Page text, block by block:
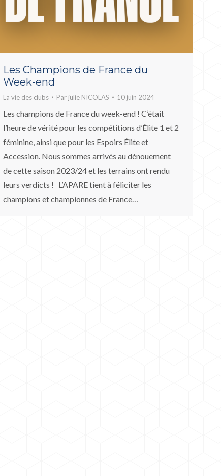
Les Champions de France du
Week-end
La vie des clubs Par julie NICOLAS 10 juin 2024
Les champions de France du week-end ! C’était
l’heure de vérité pour les compétitions d’Élite 1 et 2
féminine, ainsi que pour les Espoirs Élite et
Accession. Nous sommes arrivés au dénouement
de cette saison 2023/24 et les terrains ont rendu
leurs verdicts ! L’APARE tient à féliciter les
champions et championnes de France…